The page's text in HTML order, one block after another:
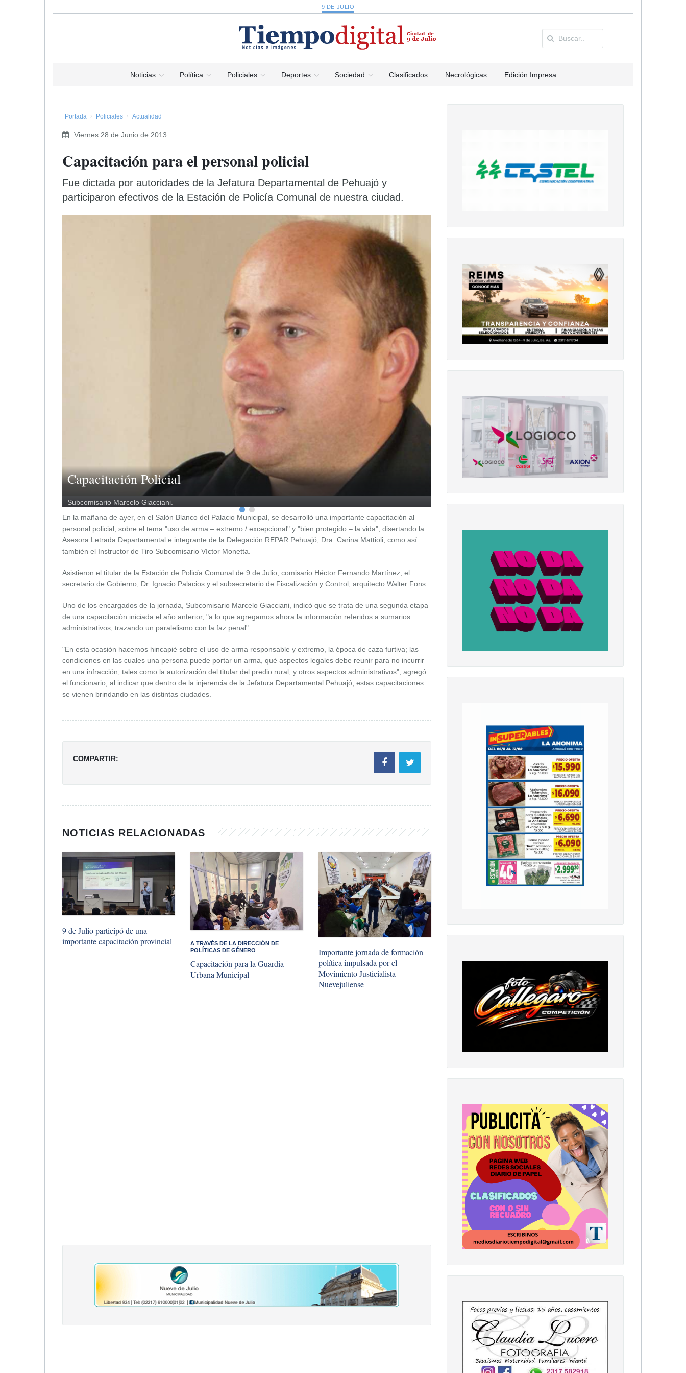
9 DE JULIO
Noticias Política Policiales Deportes Sociedad Clasificados Necrológicas Edición Impresa
Portada Policiales Actualidad
Viernes 28 de Junio de 2013
Capacitación para el personal policial
Fue dictada por autoridades de la Jefatura Departamental de Pehuajó y
participaron efectivos de la Estación de Policía Comunal de nuestra ciudad.
Capacitación Policial
Subcomisario Marcelo Giacciani.
En la mañana de ayer, en el Salón Blanco del Palacio Municipal, se desarrolló una importante capacitación al
personal policial, sobre el tema "uso de arma – extremo / excepcional" y "bien protegido – la vida", disertando la
Asesora Letrada Departamental e integrante de la Delegación REPAR Pehuajó, Dra. Carina Mattioli, como así
también el Instructor de Tiro Subcomisario Víctor Monetta.
Asistieron el titular de la Estación de Policía Comunal de 9 de Julio, comisario Héctor Fernando Martínez, el
secretario de Gobierno, Dr. Ignacio Palacios y el subsecretario de Fiscalización y Control, arquitecto Walter Fons.
Uno de los encargados de la jornada, Subcomisario Marcelo Giacciani, indicó que se trata de una segunda etapa
de una capacitación iniciada el año anterior, "a lo que agregamos ahora la información referidos a sumarios
administrativos, trazando un paralelismo con la faz penal".
"En esta ocasión hacemos hincapié sobre el uso de arma responsable y extremo, la época de caza furtiva; las
condiciones en las cuales una persona puede portar un arma, qué aspectos legales debe reunir para no incurrir
en una infracción, tales como la autorización del titular del predio rural, y otros aspectos administrativos", agregó
el funcionario, al indicar que dentro de la injerencia de la Jefatura Departamental Pehuajó, estas capacitaciones
se vienen brindando en las distintas ciudades.
COMPARTIR:
NOTICIAS RELACIONADAS
9 de Julio participó de una
importante capacitación provincial
A TRAVÉS DE LA DIRECCIÓN DE
POLÍTICAS DE GÉNERO
Capacitación para la Guardia
Urbana Municipal
Importante jornada de formación
política impulsada por el
Movimiento Justicialista
Nuevejuliense